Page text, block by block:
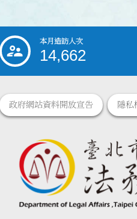
::: 本月造訪人次
14,662
政府網站資料開放宣告 隱私